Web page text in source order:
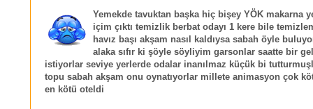
Yemekde tavuktan başka hiç bişey YÖK makarna
içim çıktı temizlik berbat odayı 1 kere bile
havız başı akşam nasıl kaldıysa sabah öyle
alaka sıfır ki şöyle söyliyim garsonlar saatte bir
istiyorlar seviye yerlerde odalar inanılmaz küçük bi
topu sabah akşam onu oynatıyorlar millete animasyon çok
en kötü oteldi